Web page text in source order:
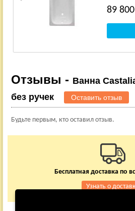
89 800
Отзывы - Ванна
без ручек
Оставить отзыв
Будьте первым, кто оставил отзыв.
Бесплатная доставка по
Узнать о